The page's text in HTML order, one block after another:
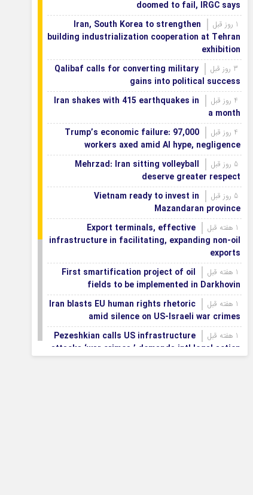
doomed to fail, IRGC says
Iran, South Korea to strengthen
building industrialization cooperation at Tehran
exhibition
Qalibaf calls for converting military
gains into political success
Iran shakes with 415 earthquakes in
a month
Trump’s economic failure: 97,000
workers axed amid AI hype, negligence
Mehrzad: Iran sitting volleyball
deserve greater respect
Vietnam ready to invest in
Mazandaran province
Export terminals, effective
infrastructure in facilitating, expanding non-oil
exports
First smartification project of oil
fields to be implemented in Darkhovin
Iran blasts EU human rights rhetoric
amid silence on US-Israeli war crimes
Pezeshkian calls US infrastructure
attacks ‘war crimes,’ demands intl legal action